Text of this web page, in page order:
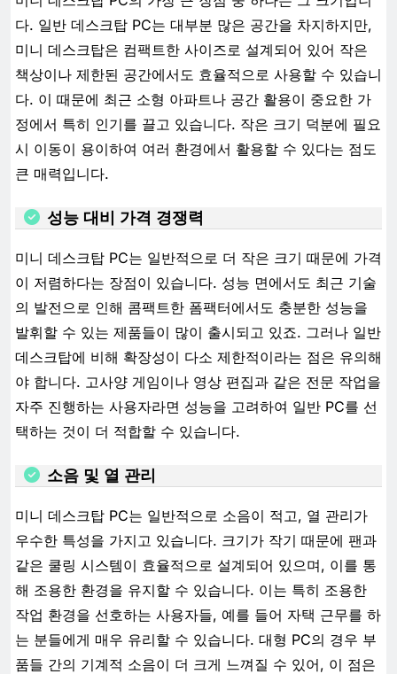
다. 일반 데스크탑 PC는 대부분 많은 공간을 차지하지만,
미니 데스크탑은 컴팩트한 사이즈로 설계되어 있어 작은
책상이나 제한된 공간에서도 효율적으로 사용할 수 있습니
다. 이 때문에 최근 소형 아파트나 공간 활용이 중요한 가
정에서 특히 인기를 끌고 있습니다. 작은 크기 덕분에 필요
시 이동이 용이하여 여러 환경에서 활용할 수 있다는 점도
큰 매력입니다.
성능 대비 가격 경쟁력
미니 데스크탑 PC는 일반적으로 더 작은 크기 때문에 가격
이 저렴하다는 장점이 있습니다. 성능 면에서도 최근 기술
의 발전으로 인해 콤팩트한 폼팩터에서도 충분한 성능을
발휘할 수 있는 제품들이 많이 출시되고 있죠. 그러나 일반
데스크탑에 비해 확장성이 다소 제한적이라는 점은 유의해
야 합니다. 고사양 게임이나 영상 편집과 같은 전문 작업을
자주 진행하는 사용자라면 성능을 고려하여 일반 PC를 선
택하는 것이 더 적합할 수 있습니다.
소음 및 열 관리
미니 데스크탑 PC는 일반적으로 소음이 적고, 열 관리가
우수한 특성을 가지고 있습니다. 크기가 작기 때문에 팬과
같은 쿨링 시스템이 효율적으로 설계되어 있으며, 이를 통
해 조용한 환경을 유지할 수 있습니다. 이는 특히 조용한
작업 환경을 선호하는 사용자들, 예를 들어 자택 근무를 하
는 분들에게 매우 유리할 수 있습니다. 대형 PC의 경우 부
품들 간의 기계적 소음이 더 크게 느껴질 수 있어, 이 점은